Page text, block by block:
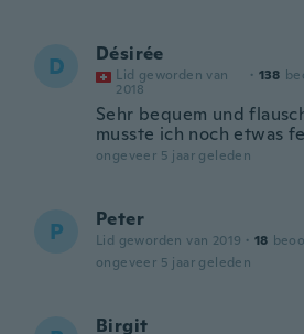
D Désirée
Lid geworden van
2018
· 138
Sehr bequem und
musste ich noch etwas
ongeveer 5 jaar geleden
P Peter
Lid geworden van 2019 · 18
ongeveer 5 jaar geleden
Birgit